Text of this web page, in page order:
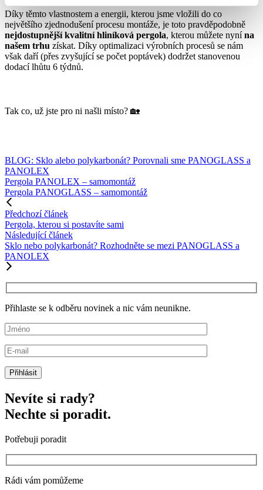
Díky těmto vlastnostem a energii, kterou jsme vložili do co
největšího zjednodušení procesu montáže, je toto pravděpodobně
nejdostupnější kvalitní hliníková pergola, kterou můžete nynína
našem trhu získat. Díky optimalizaci výrobních procesů se nám
však daří (přes zvyšující se počet poptávek) dodržet stanovenou
dodací lhůtu 6 týdnů.
Tak co, už jste pro ni našli místo? 🏡
BLOG: Sklo alebo polykarbonát? Porovnali sme PANOGLASS a
PANOLEX
Pergola PANOLEX – samomontáž
Pergola PANOGLASS – samomontáž
Předchozí článek
Pergola, kterou si postavíte sami
Následující článek
Sklo nebo polykarbonát? Rozhodněte se mezi PANOGLASS a
PANOLEX
Přihlaste se k odběru novinek a nic vám neunikne.
Nevíte si rady?
Nechte si poradit.
Potřebuji poradit
Rádi vám pomůžeme